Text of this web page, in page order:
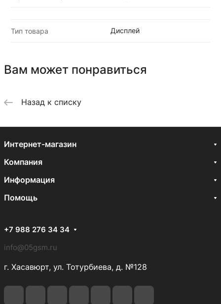
Тип товара Дисплей
Вам может понравиться
Назад к списку
Интернет-магазин
Компания
Информация
Помощь
+7 988 276 34 34
info@05gsm.ru
г. Хасавюрт, ул. Тотурбиева, д. №128